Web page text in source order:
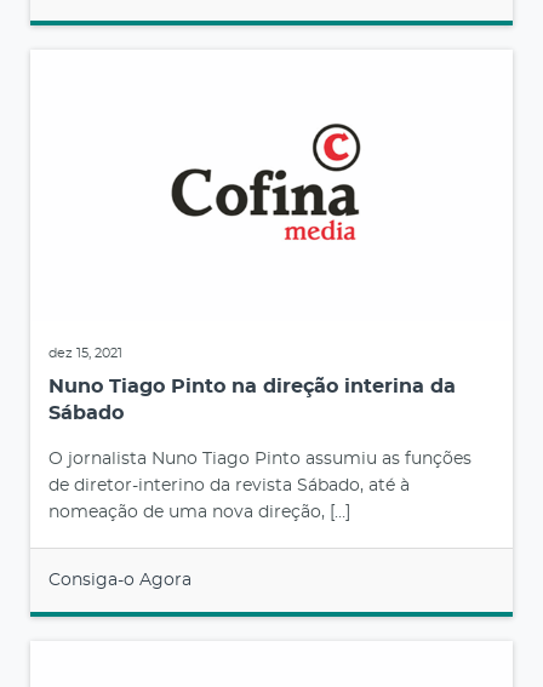
dez 15, 2021
Nuno Tiago Pinto na direção interina da
Sábado
O jornalista Nuno Tiago Pinto assumiu as funções
de diretor-interino da revista Sábado, até à
nomeação de uma nova direção, […]
Consiga-o Agora